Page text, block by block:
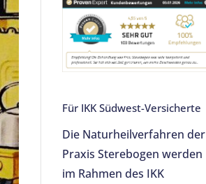
Für IKK Südwest-Versicherte
Die Naturheilverfahren der
Praxis Sterebogen werden
im Rahmen des IKK